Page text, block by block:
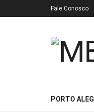
Fale Conosco
PORTO